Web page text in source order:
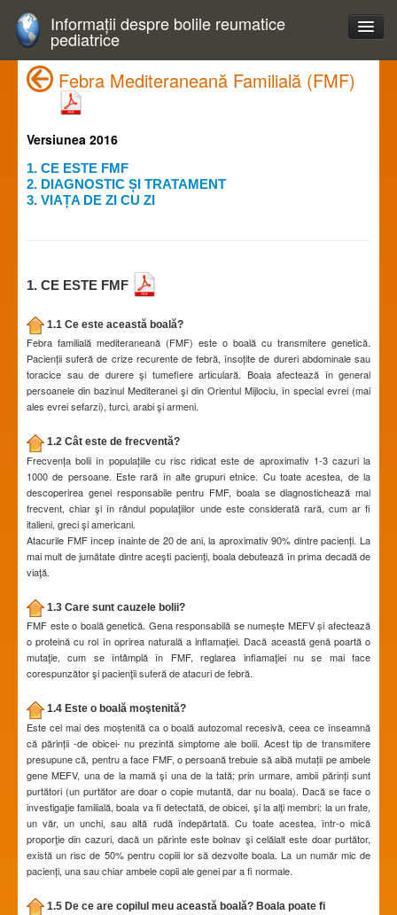
Informații despre bolile reumatice
pediatrice
Febra Mediteraneană Familială (FMF)
Versiunea 2016
1. CE ESTE FMF
2. DIAGNOSTIC ȘI TRATAMENT
3. VIAȚA DE ZI CU ZI
1. CE ESTE FMF
1.1 Ce este această boală?
Febra familială mediteraneană (FMF) este o boală cu transmitere genetică.
Pacienții suferă de crize recurente de febră, însoțite de dureri abdominale sau
toracice sau de durere şi tumefiere articulară. Boala afectează în general
persoanele din bazinul Mediteranei şi din Orientul Mijlociu, în special evrei (mai
ales evrei sefarzi), turci, arabi şi armeni.
1.2 Cât este de frecventă?
Frecvența bolii în populațiile cu risc ridicat este de aproximativ 1-3 cazuri la
1000 de persoane. Este rară în alte grupuri etnice. Cu toate acestea, de la
descoperirea genei responsabile pentru FMF, boala se diagnostichează mai
frecvent, chiar şi în rândul populaţiilor unde este considerată rară, cum ar fi
italieni, greci şi americani.
Atacurile FMF încep înainte de 20 de ani, la aproximativ 90% dintre pacienți. La
mai mult de jumătate dintre aceşti pacienţi, boala debutează în prima decadă de
viaţă.
1.3 Care sunt cauzele bolii?
FMF este o boală genetică. Gena responsabilă se numește MEFV și afectează
o proteină cu rol în oprirea naturală a inflamaţiei. Dacă această genă poartă o
mutaţie, cum se întâmplă în FMF, reglarea inflamaţiei nu se mai face
corespunzător şi pacienţii suferă de atacuri de febră.
1.4 Este o boală moştenită?
Este cel mai des moștenită ca o boală autozomal recesivă, ceea ce înseamnă
că părinții -de obicei- nu prezintă simptome ale bolii. Acest tip de transmitere
presupune că, pentru a face FMF, o persoană trebuie să aibă mutații pe ambele
gene MEFV, una de la mamă şi una de la tată; prin urmare, ambii părinți sunt
purtători (un purtător are doar o copie mutantă, dar nu boala). Dacă se face o
investigaţie familială, boala va fi detectată, de obicei, şi la alţi membri: la un frate,
un văr, un unchi, sau altă rudă îndepărtată. Cu toate acestea, într-o mică
proporţie din cazuri, dacă un părinte este bolnav şi celălalt este doar purtător,
există un risc de 50% pentru copiii lor să dezvolte boala. La un număr mic de
pacienți, una sau chiar ambele copii ale genei par a fi normale.
1.5 De ce are copilul meu această boală? Boala poate fi